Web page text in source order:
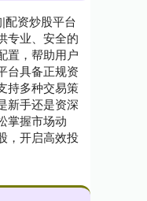
配资炒股平台
专业、安全的
置，帮助用户
台具备正规资
持多种交易策
新手还是资深
掌握市场动
，开启高效投